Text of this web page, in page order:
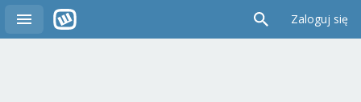
Zaloguj się